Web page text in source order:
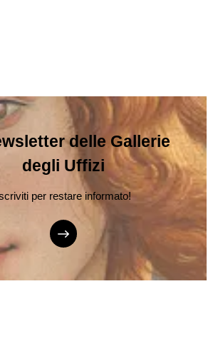
delle Gallerie
degli Uffizi
per restare informato!